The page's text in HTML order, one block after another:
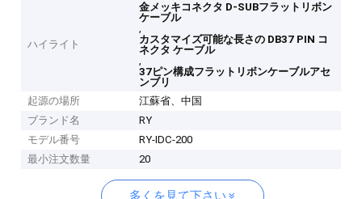
ハイライト
金メッキコネクタ D-SUBフラットリボン
ケーブル
,
カスタマイズ可能な長さの DB37 PIN コ
ネクタ ケーブル
,
37ピン構成フラットリボンケーブルアセ
ンブリ
起源の場所
江蘇省、中国
ブランド名
RY
モデル番号
RY-IDC-200
最小注文数量
20
多くを見て下さい